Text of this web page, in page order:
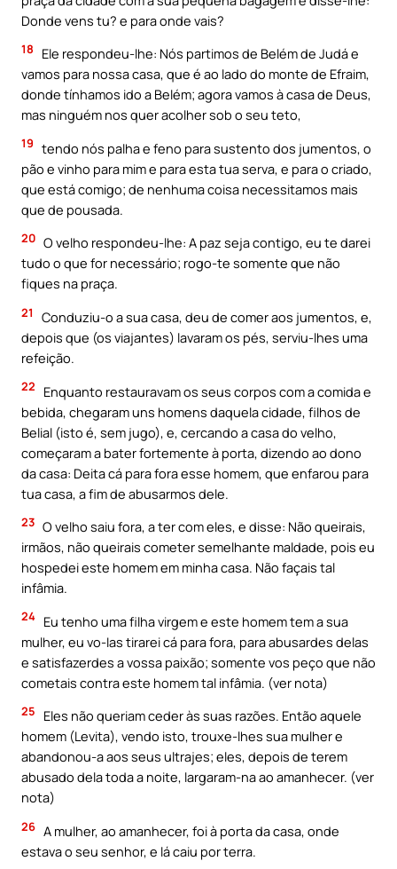
Donde vens tu? e para onde vais?
18
Ele respondeu-lhe: Nós partimos de Belém de Judá e
vamos para nossa casa, que é ao lado do monte de Efraim,
donde tínhamos ido a Belém; agora vamos à casa de Deus,
mas ninguém nos quer acolher sob o seu teto,
19 tendo nós palha e feno para sustento dos jumentos, o
pão e vinho para mim e para esta tua serva, e para o criado,
que está comigo; de nenhuma coisa necessitamos mais
que de pousada.
20 O velho respondeu-lhe: A paz seja contigo, eu te darei
tudo o que for necessário; rogo-te somente que não
fiques na praça.
21
Conduziu-o a sua casa, deu de comer aos jumentos, e,
depois que (os viajantes) lavaram os pés, serviu-lhes uma
refeição.
22
Enquanto restauravam os seus corpos com a comida e
bebida, chegaram uns homens daquela cidade, filhos de
Belial (isto é, sem jugo), e, cercando a casa do velho,
começaram a bater fortemente à porta, dizendo ao dono
da casa: Deita cá para fora esse homem, que enfarou para
tua casa, a fim de abusarmos dele.
23 O velho saiu fora, a ter com eles, e disse: Não queirais,
irmãos, não queirais cometer semelhante maldade, pois eu
hospedei este homem em minha casa. Não façais tal
infâmia.
24 Eu tenho uma filha virgem e este homem tem a sua
mulher, eu vo-Ias tirarei cá para fora, para abusardes delas
e satisfazerdes a vossa paixão; somente vos peço que não
cometais contra este homem tal infâmia. (ver nota)
25
Eles não queriam ceder às suas razões. Então aquele
homem (Levita), vendo isto, trouxe-lhes sua mulher e
abandonou-a aos seus ultrajes; eles, depois de terem
abusado dela toda a noite, largaram-na ao amanhecer. (ver
nota)
26 A mulher, ao amanhecer, foi à porta da casa, onde
estava o seu senhor, e lá caiu por terra.